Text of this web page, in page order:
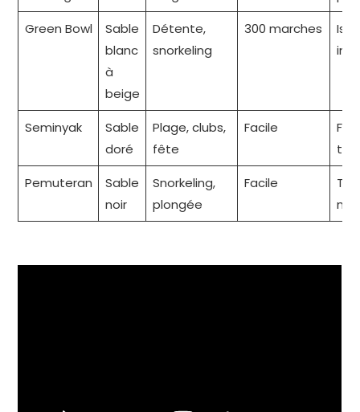
Green Bowl
Sable
blanc
à
beige
Détente,
snorkeling
300 marches
Seminyak
Sable
doré
Plage, clubs,
fête
Facile
Pemuteran
Sable
noir
Snorkeling,
plongée
Facile